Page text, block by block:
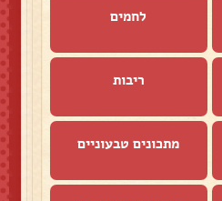
לחמים
ריבות
מתכונים טבעוניים